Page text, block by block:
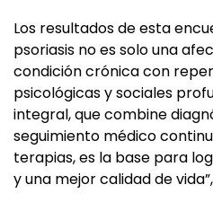
Los resultados de esta
psoriasis no es solo una
condición crónica con
psicológicas y sociales
integral, que combine
seguimiento médico
terapias, es la base para
y una mejor calidad de